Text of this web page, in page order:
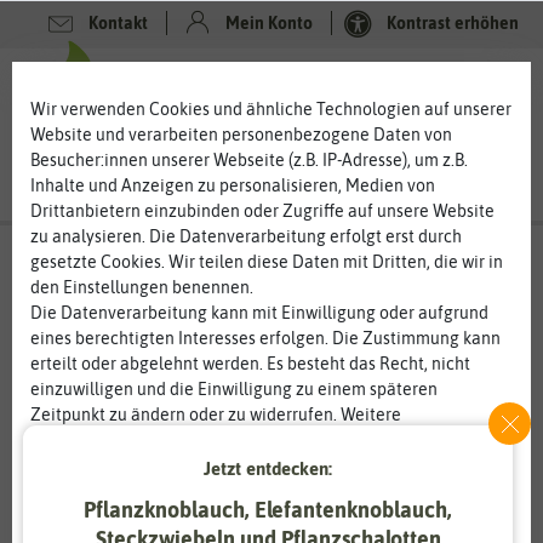
Kontakt Mein Konto Kontrast erhöhen
-80%
Wir verwenden Cookies und ähnliche Technologien auf unserer
Website und verarbeiten personenbezogene Daten von
Besucher:innen unserer Webseite (z.B. IP-Adresse), um z.B.
Inhalte und Anzeigen zu personalisieren, Medien von
Drittanbietern einzubinden oder Zugriffe auf unsere Website
zu analysieren. Die Datenverarbeitung erfolgt erst durch
gesetzte Cookies. Wir teilen diese Daten mit Dritten, die wir in
den Einstellungen benennen.
Die Datenverarbeitung kann mit Einwilligung oder aufgrund
eines berechtigten Interesses erfolgen. Die Zustimmung kann
erteilt oder abgelehnt werden. Es besteht das Recht, nicht
einzuwilligen und die Einwilligung zu einem späteren
Zeitpunkt zu ändern oder zu widerrufen. Weitere
Informationen zur Verwendung personenbezogener Daten und
den Diensten erklären wir in unsererDaten­schutz­erklärung
Essenziell Statistik
Jetzt entdecken:
Pflanzknoblauch, Elefantenknoblauch,